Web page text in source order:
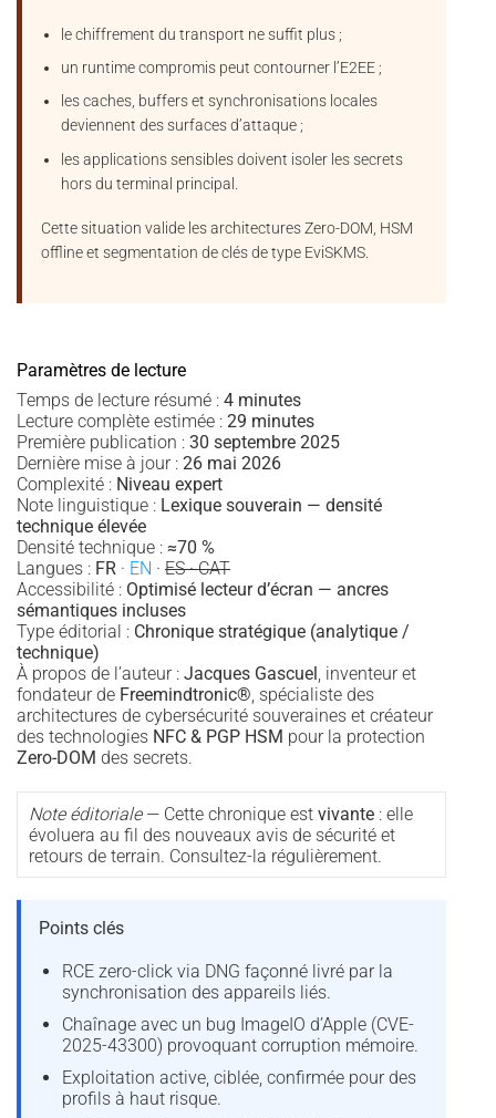
le chiffrement du transport ne suffit plus ;
un runtime compromis peut contourner l’E2EE ;
les caches, buffers et synchronisations locales
deviennent des surfaces d’attaque ;
les applications sensibles doivent isoler les secrets
hors du terminal principal.
Cette situation valide les architectures Zero-DOM, HSM
offline et segmentation de clés de type EviSKMS.
Paramètres de lecture
Temps de lecture résumé : 4 minutes
Lecture complète estimée : 29 minutes
Première publication : 30 septembre 2025
Dernière mise à jour : 26 mai 2026
Complexité : Niveau expert
Note linguistique : Lexique souverain — densité
technique élevée
Densité technique : ≈70 %
Langues : FR · EN · ES · CAT
Accessibilité : Optimisé lecteur d’écran — ancres
sémantiques incluses
Type éditorial : Chronique stratégique (analytique /
technique)
À propos de l’auteur : Jacques Gascuel , inventeur et
fondateur de Freemindtronic®, spécialiste des
architectures de cybersécurité souveraines et créateur
des technologies NFC & PGP HSM pour la protection
Zero-DOM des secrets.
Note éditoriale— Cette chronique est vivante: elle
évoluera au fil des nouveaux avis de sécurité et
retours de terrain. Consultez-la régulièrement.
Points clés
RCE zero-click via DNG façonné livré par la
synchronisation des appareils liés.
Chaînage avec un bug ImageIO d’Apple (CVE-
2025-43300) provoquant corruption mémoire.
Exploitation active, ciblée, confirmée pour des
profils à haut risque.